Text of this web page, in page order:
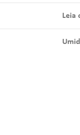
Leia